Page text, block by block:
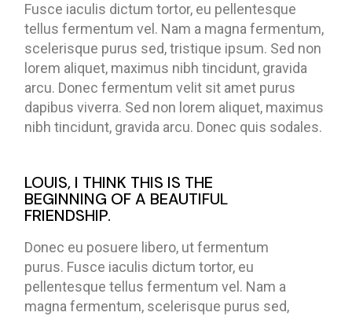
Fusce iaculis dictum tortor, eu pellentesque
tellus fermentum vel. Nam a magna fermentum,
scelerisque purus sed, tristique ipsum. Sed non
lorem aliquet, maximus nibh tincidunt, gravida
arcu. Donec fermentum velit sit amet purus
dapibus viverra. Sed non lorem aliquet, maximus
nibh tincidunt, gravida arcu. Donec quis sodales.
LOUIS, I THINK THIS IS THE
BEGINNING OF A BEAUTIFUL
FRIENDSHIP.
Donec eu posuere libero, ut fermentum
purus. Fusce iaculis dictum tortor, eu
pellentesque tellus fermentum vel. Nam a
magna fermentum, scelerisque purus sed,